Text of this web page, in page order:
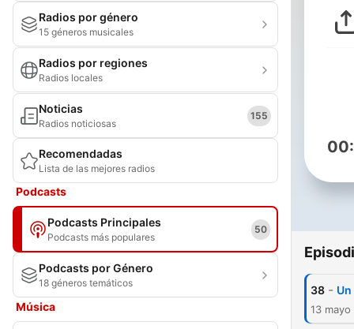
Radios por género
15 géneros musicales
Radios por regiones
Radios locales
Noticias
Radios noticiosas
155
Recomendadas
Lista de las mejores radios
Podcasts
Podcasts Principales
Podcasts más populares
50
Podcasts por Género
18 géneros temáticos
Música
38 -
13